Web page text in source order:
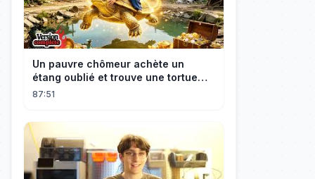
Un pauvre chômeur achète un
étang oublié et trouve une tortue
d’or à 180 000$ ! Sa vie bascule !
87:51